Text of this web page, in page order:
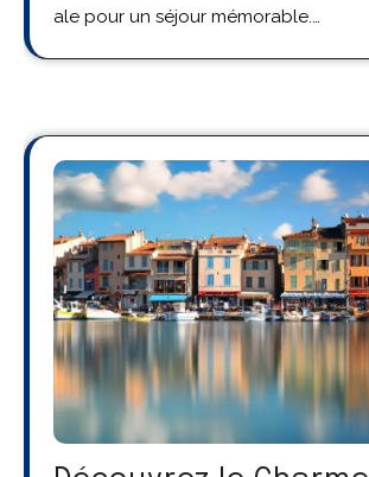
ale pour un séjour mémorable.…